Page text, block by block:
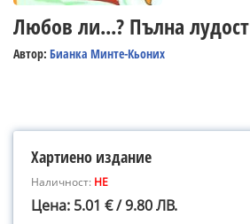
Любов ли...? Пълна лудост
Автор: Бианка Минте-Кьоних
Хартиено издание
Наличност: НЕ
Цена: 5.01 € / 9.80 ЛВ.